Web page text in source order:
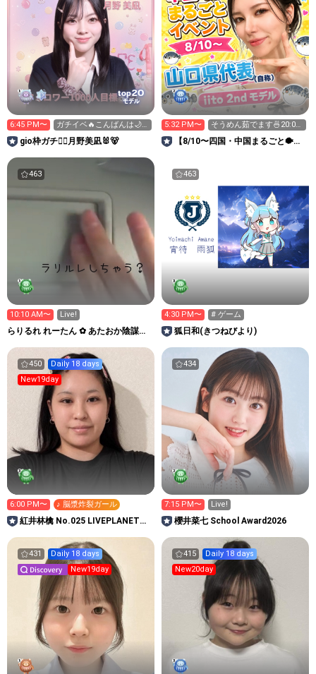
top20
モデル
6:45 PM〜
ガチイベ🔥こんばんは🌙*·̩͙
いっぱいお話🎀🎶
gio枠ガチ❤️‍🔥月野美凪🐰🐻️
5:32 PM〜
そうめん茹でます🍜20:00
まで！
【8/10〜四国・中国まるごと🐡】
463
10:10 AM〜 Live!
らりるれ れーたん ✿ あたおか陰謀論
463
4:30 PM〜 # ゲーム
狐日和(きつねびより)
450
Daily 18 days
New19day
6:00 PM〜 ♪ 脳漿炸裂ガール
紅井林檎 No.025 LIVEPLANET新
434
7:15 PM〜 Live!
櫻井菜七 School Award2026
431
Daily 18 days
New19day
415
Daily 18 days
New20day